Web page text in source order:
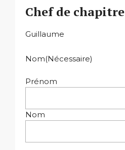
Chef de chapitre
Guillaume
Nom(Nécessaire)
Prénom
Nom